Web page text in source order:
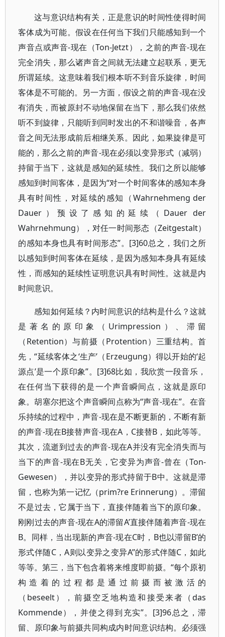
这与意识结构有关，正是意识的时间性使得时间
客体成为可能。假设在任何当下我们只能感知到一个
声音点或声音-现在（Ton-Jetzt），之前的声音-现在
完全消失，那么诸声音之间就无法建立起联系，更无
所谓延续。这意味着我们根本听不到音乐旋律，时间
客体是不可能的。另一方面，假设之前的声音-现在没
有消失，而被原封不动地保留在当下，那么我们依然
听不到旋律，只能听到同时发出的不和谐噪音，各声
音之间无法形成前后相继关系。因此，如果旋律是可
能的，那么之前的声音-现在必须以变异形式（减弱）
持留于当下，这就是感知的延续性。我们之所以能够
感知到时间客体，是因为“对一个时间客体的感知本身
具有时间性，对延续的感知（Wahrnehmeng der
Dauer）预设了感知的延续（Dauer der
Wahrnehmung），对任一时间形态（Zeitgestalt）
的感知本身也具有时间形态”。[3]60总之，我们之所
以感知到时间客体在延续，是因为感知本身具有延续
性，而感知的延续性证明意识具有时间性。这就是内
时间意识。
感知如何延续？内时间意识的结构是什么？这就
是著名的原印象（Urimpression）、滞留
（Retention）与前摄（Protention）三重结构。首
先，“延续客体之‘生产’（Erzeugung）得以开始的‘起
源点’是一个原印象”。[3]68比如，我欣赏一段音乐，
在任何当下获得的是一个声音瞬间点，这就是原印
象。胡塞尔把这个声音瞬间点称为“声音-现在”。在音
乐持续的过程中，声音-现在是不断更新的，不断有新
的声音-现在B接替声音-现在A，C接替B，如此等等。
其次，流逝到过去的声音-现在A并没有完全消失而与
当下的声音-现在B无关，它变异为声音-曾在（Ton-
Gewesen），并以变异的形式持留于B中。这就是滞
留，也称为第一记忆（prim?re Erinnerung）。滞留
不是过去，它属于当下，直接伴随着当下的原印象。
刚刚过去的声音-现在A的滞留A’直接伴随着声音-现在
B。同样，当出现新的声音-现在C时，B也以滞留B’的
形式伴随C，A则以变异之变异A’’的形式伴随C，如此
等等。第三，当下包含着将来维度即前摄。“每个原初
构造着的过程都是通过前摄而被激活的
（beseelt），前摄空乏地构造和接受来者（das
Kommende），并使之得到充实”。[3]96总之，滞
留、原印象与前摄共同构成内时间意识结构。必须强